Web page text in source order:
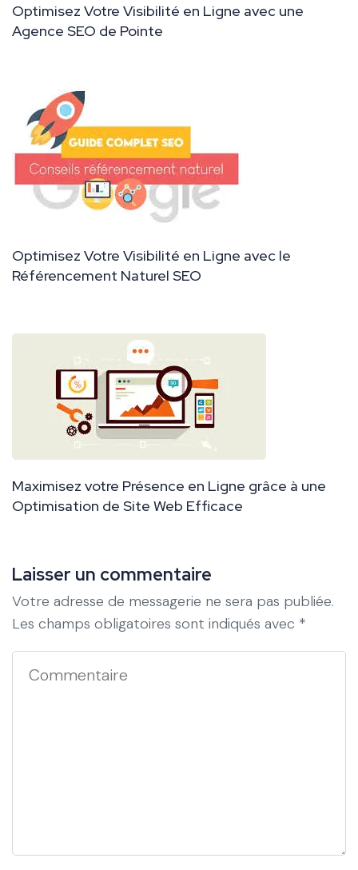
Optimisez Votre Visibilité en Ligne avec une
Agence SEO de Pointe
Optimisez Votre Visibilité en Ligne avec le
Référencement Naturel SEO
Maximisez votre Présence en Ligne grâce à une
Optimisation de Site Web Efficace
Laisser un commentaire
Votre adresse de messagerie ne sera pas publiée.
Les champs obligatoires sont indiqués avec *